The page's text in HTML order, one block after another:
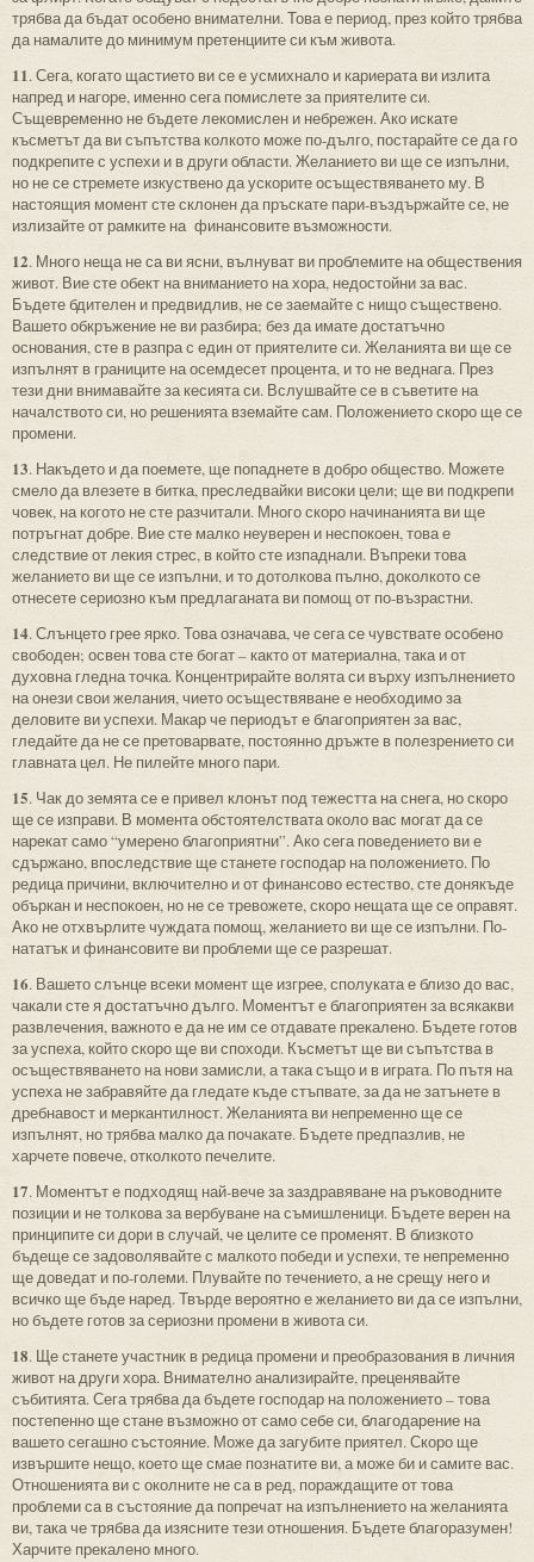
трябва да бъдат особено внимателни. Това е период, през който трябва
да намалите до минимум претенциите си към живота.
11. Сега, когато щастието ви се е усмихнало и кариерата ви излита
напред и нагоре, именно сега помислете за приятелите си.
Същевременно не бъдете лекомислен и небрежен. Ако искате
късметът да ви съпътства колкото може по-дълго, постарайте се да го
подкрепите с успехи и в други области. Желанието ви ще се изпълни,
но не се стремете изкуствено да ускорите осъществяването му. В
настоящия момент сте склонен да пръскате пари-въздържайте се, не
излизайте от рамките на финансовите възможности.
12. Много неща не са ви ясни, вълнуват ви проблемите на обществения
живот. Вие сте обект на вниманието на хора, недостойни за вас.
Бъдете бдителен и предвидлив, не се заемайте с нищо съществено.
Вашето обкръжение не ви разбира; без да имате достатъчно
основания, сте в разпра с един от приятелите си. Желанията ви ще се
изпълнят в границите на осемдесет процента, и то не веднага. През
тези дни внимавайте за кесията си. Вслушвайте се в съветите на
началството си, но решенията вземайте сам. Положението скоро ще се
промени.
13. Накъдето и да поемете, ще попаднете в добро общество. Можете
смело да влезете в битка, преследвайки високи цели; ще ви подкрепи
човек, на когото не сте разчитали. Много скоро начинанията ви ще
потръгнат добре. Вие сте малко неуверен и неспокоен, това е
следствие от лекия стрес, в който сте изпаднали. Въпреки това
желанието ви ще се изпълни, и то дотолкова пълно, доколкото се
отнесете сериозно към предлаганата ви помощ от по-възрастни.
14. Слънцето грее ярко. Това означава, че сега се чувствате особено
свободен; освен това сте богат – както от материална, така и от
духовна гледна точка. Концентрирайте волята си върху изпълнението
на онези свои желания, чието осъществяване е необходимо за
деловите ви успехи. Макар че периодът е благоприятен за вас,
гледайте да не се претоварвате, постоянно дръжте в полезрението си
главната цел. Не пилейте много пари.
15. Чак до земята се е привел клонът под тежестта на снега, но скоро
ще се изправи. В момента обстоятелствата около вас могат да се
нарекат само “умерено благоприятни”. Ако сега поведението ви е
сдържано, впоследствие ще станете господар на положението. По
редица причини, включително и от финансово естество, сте донякъде
объркан и неспокоен, но не се тревожете, скоро нещата ще се оправят.
Ако не отхвърлите чуждата помощ, желанието ви ще се изпълни. По-
нататък и финансовите ви проблеми ще се разрешат.
16. Вашето слънце всеки момент ще изгрее, сполуката е близо до вас,
чакали сте я достатъчно дълго. Моментът е благоприятен за всякакви
развлечения, важното е да не им се отдавате прекалено. Бъдете готов
за успеха, който скоро ще ви споходи. Късметът ще ви съпътства в
осъществяването на нови замисли, а така също и в играта. По пътя на
успеха не забравяйте да гледате къде стъпвате, за да не затънете в
дребнавост и меркантилност. Желанията ви непременно ще се
изпълнят, но трябва малко да почакате. Бъдете предпазлив, не
харчете повече, отколкото печелите.
17. Моментът е подходящ най-вече за заздравяване на ръководните
позиции и не толкова за вербуване на съмишленици. Бъдете верен на
принципите си дори в случай, че целите се променят. В близкото
бъдеще се задоволявайте с малкото победи и успехи, те непременно
ще доведат и по-големи. Плувайте по течението, а не срещу него и
всичко ще бъде наред. Твърде вероятно е желанието ви да се изпълни,
но бъдете готов за сериозни промени в живота си.
18. Ще станете участник в редица промени и преобразования в личния
живот на други хора. Внимателно анализирайте, преценявайте
събитията. Сега трябва да бъдете господар на положението – това
постепенно ще стане възможно от само себе си, благодарение на
вашето сегашно състояние. Може да загубите приятел. Скоро ще
извършите нещо, което ще смае познатите ви, а може би и самите вас.
Отношенията ви с околните не са в ред, пораждащите от това
проблеми са в състояние да попречат на изпълнението на желанията
ви, така че трябва да изясните тези отношения. Бъдете благоразумен!
Харчите прекалено много.